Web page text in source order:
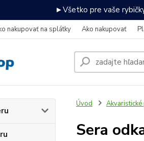
►Všetko pre vaše
nakupovať na splátky Ako nakupovať
Úvod
Sera